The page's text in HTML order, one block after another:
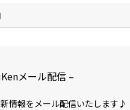
メール配信 –
情報をメール配信いたします♪